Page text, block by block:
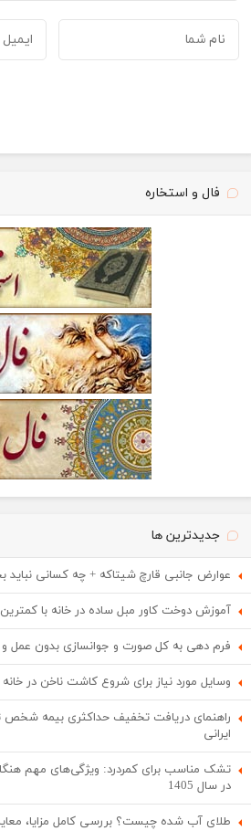
فال و استخاره
جدیدترین ها
عوارض جانبی قارچ شیتاکه + چه کسانی نباید
آموزش دوخت کاور مبل ساده در خانه با کمترین
فرم دهی به کل صورت و جوانسازی بدون عمل و
وسایل مورد نیاز برای شروع کاشت ناخن در خانه
راهنمای دریافت تخفیف حداکثری بیمه
ایرانی
تشک مناسب برای کمردرد: ویژگی‌های مهم
در سال 1405
طلای آب شده چیست؟ بررسی کامل مزایا،